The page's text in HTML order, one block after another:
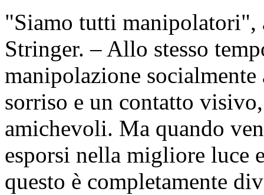
"Siamo tutti manipolatori",
Stringer. – Allo stesso
manipolazione
sorriso e un contatto
amichevoli. Ma quando
esporsi nella migliore luce
questo è completamente